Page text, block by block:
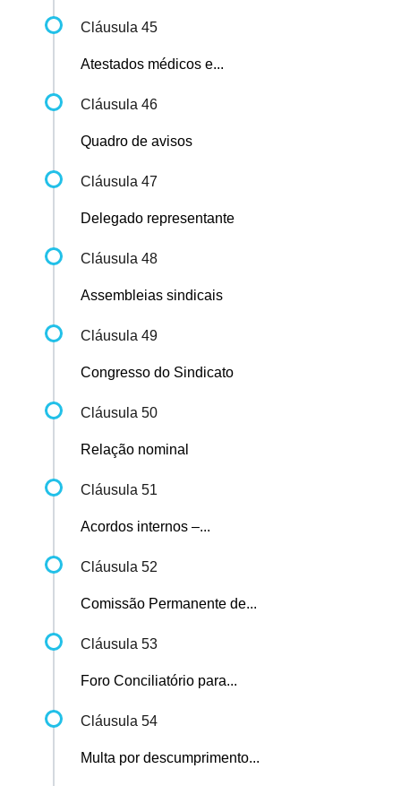
Cláusula 45
Atestados médicos e...
Cláusula 46
Quadro de avisos
Cláusula 47
Delegado representante
Cláusula 48
Assembleias sindicais
Cláusula 49
Congresso do Sindicato
Cláusula 50
Relação nominal
Cláusula 51
Acordos internos –...
Cláusula 52
Comissão Permanente de...
Cláusula 53
Foro Conciliatório para...
Cláusula 54
Multa por descumprimento...